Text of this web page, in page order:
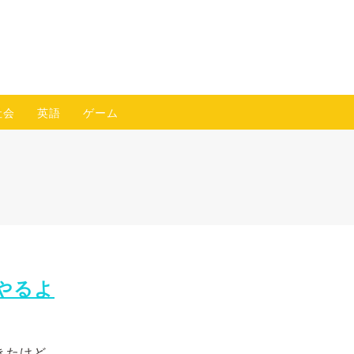
会 英語 ゲーム
るよ